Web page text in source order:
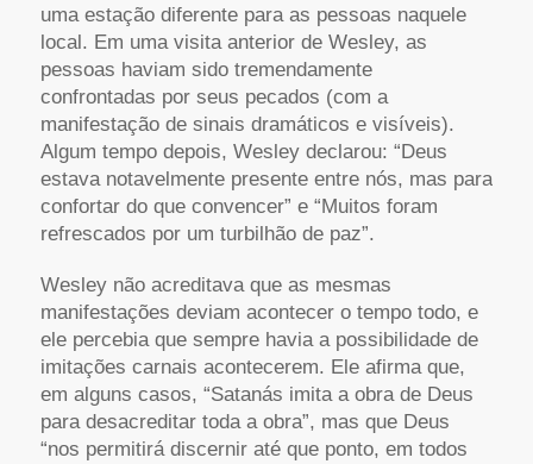
uma estação diferente para as pessoas naquele
local. Em uma visita anterior de Wesley, as
pessoas haviam sido tremendamente
confrontadas por seus pecados (com a
manifestação de sinais dramáticos e visíveis).
Algum tempo depois, Wesley declarou: “Deus
estava notavelmente presente entre nós, mas para
confortar do que convencer” e “Muitos foram
refrescados por um turbilhão de paz”.
Wesley não acreditava que as mesmas
manifestações deviam acontecer o tempo todo, e
ele percebia que sempre havia a possibilidade de
imitações carnais acontecerem. Ele afirma que,
em alguns casos, “Satanás imita a obra de Deus
para desacreditar toda a obra”, mas que Deus
“nos permitirá discernir até que ponto, em todos